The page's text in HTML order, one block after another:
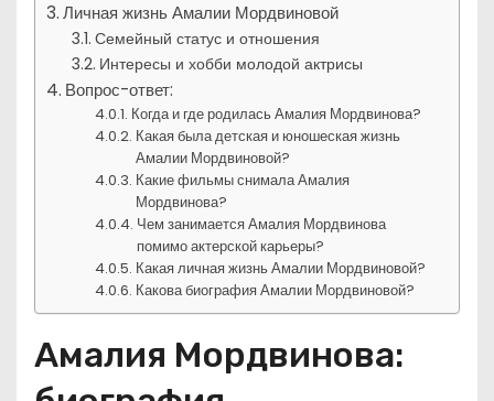
Личная жизнь Амалии Мордвиновой
Семейный статус и отношения
Интересы и хобби молодой актрисы
Вопрос-ответ:
Когда и где родилась Амалия Мордвинова?
Какая была детская и юношеская жизнь
Амалии Мордвиновой?
Какие фильмы снимала Амалия
Мордвинова?
Чем занимается Амалия Мордвинова
помимо актерской карьеры?
Какая личная жизнь Амалии Мордвиновой?
Какова биография Амалии Мордвиновой?
Амалия Мордвинова: